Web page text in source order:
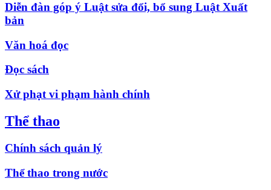
Diễn đàn góp ý Luật sửa đổi, bổ sung Luật Xuất
bản
Văn hoá đọc
Đọc sách
Xử phạt vi phạm hành chính
Thể thao
Chính sách quản lý
Thể thao trong nước